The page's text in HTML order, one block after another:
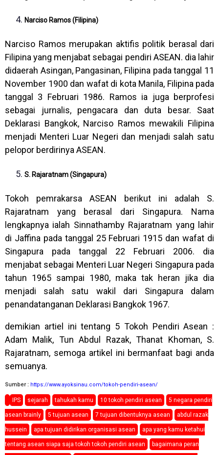
Narciso Ramos (Filipina)
Narciso Ramos merupakan aktifis politik berasal dari
Filipina yang menjabat sebagai pendiri ASEAN. dia lahir
didaerah Asingan, Pangasinan, Filipina pada tanggal 11
November 1900 dan wafat di kota Manila, Filipina pada
tanggal 3 Februari 1986. Ramos ia juga berprofesi
sebagai jurnalis, pengacara dan duta besar. Saat
Deklarasi Bangkok, Narciso Ramos mewakili Filipina
menjadi Menteri Luar Negeri dan menjadi salah satu
pelopor berdirinya ASEAN.
S. Rajaratnam (Singapura)
Tokoh pemrakarsa ASEAN berikut ini adalah S.
Rajaratnam yang berasal dari Singapura. Nama
lengkapnya ialah Sinnathamby Rajaratnam yang lahir
di Jaffina pada tanggal 25 Februari 1915 dan wafat di
Singapura pada tanggal 22 Februari 2006. dia
menjabat sebagai Menteri Luar Negeri Singapura pada
tahun 1965 sampai 1980, maka tak heran jika dia
menjadi salah satu wakil dari Singapura dalam
penandatanganan Deklarasi Bangkok 1967.
demikian artiel ini tentang 5 Tokoh Pendiri Asean :
Adam Malik, Tun Abdul Razak, Thanat Khoman, S.
Rajaratnam, semoga artikel ini bermanfaat bagi anda
semuanya.
Sumber : https://www.ayoksinau.com/tokoh-pendiri-asean/
IPS sejarah tahukah kamu 10 tokoh pendiri asean 5 negara pendiri
asean brainly 5 tujuan asean 7 tujuan dibentuknya asean abdul razak
hussein apa tujuan didirikan organisasi asean apa yang kamu ketahui
tentang asean siapa saja tokoh tokoh pendiri asean bagaimana peran